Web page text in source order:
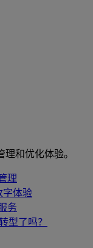
和优化体验。
理
字体验
务
型了吗？